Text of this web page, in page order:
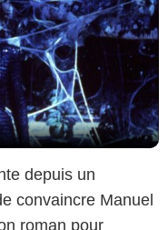
depuis un
convaincre Manuel
roman pour